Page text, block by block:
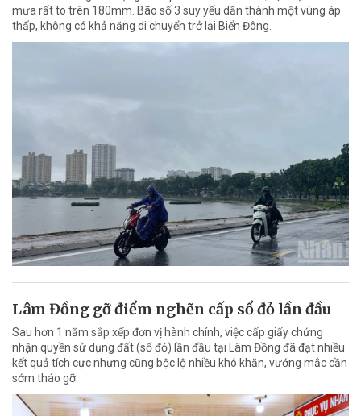
mưa rất to trên 180mm. Bão số 3 suy yếu dần thành một vùng áp
thấp, không có khả năng di chuyển trở lại Biển Đông.
Lâm Đồng gỡ điểm nghẽn cấp sổ đỏ lần đầu
Sau hơn 1 năm sắp xếp đơn vị hành chính, việc cấp giấy chứng
nhận quyền sử dụng đất (sổ đỏ) lần đầu tại Lâm Đồng đã đạt nhiều
kết quả tích cực nhưng cũng bộc lộ nhiều khó khăn, vướng mắc cần
sớm tháo gỡ.